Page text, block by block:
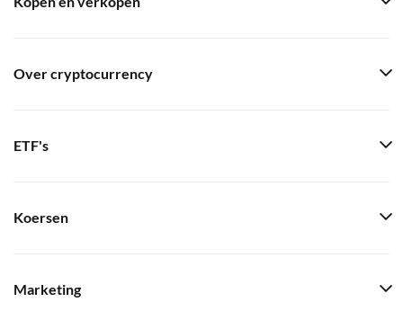
Over cryptocurrency
ETF's
Koersen
Marketing